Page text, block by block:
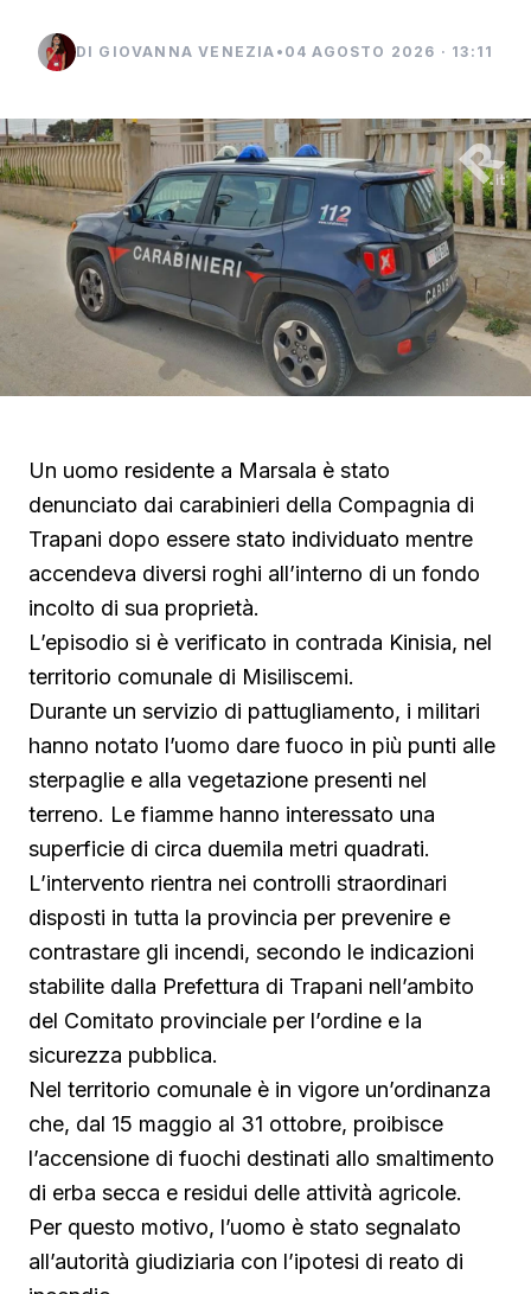
DI GIOVANNA VENEZIA • 04 AGOSTO 2026 · 13:11
Un uomo residente a Marsala è stato
denunciato dai carabinieri della Compagnia di
Trapani dopo essere stato individuato mentre
accendeva diversi roghi all’interno di un fondo
incolto di sua proprietà.
L’episodio si è verificato in contrada Kinisia, nel
territorio comunale di Misiliscemi.
Durante un servizio di pattugliamento, i militari
hanno notato l’uomo dare fuoco in più punti alle
sterpaglie e alla vegetazione presenti nel
terreno. Le fiamme hanno interessato una
superficie di circa duemila metri quadrati.
L’intervento rientra nei controlli straordinari
disposti in tutta la provincia per prevenire e
contrastare gli incendi, secondo le indicazioni
stabilite dalla Prefettura di Trapani nell’ambito
del Comitato provinciale per l’ordine e la
sicurezza pubblica.
Nel territorio comunale è in vigore un’ordinanza
che, dal 15 maggio al 31 ottobre, proibisce
l’accensione di fuochi destinati allo smaltimento
di erba secca e residui delle attività agricole.
Per questo motivo, l’uomo è stato segnalato
all’autorità giudiziaria con l’ipotesi di reato di